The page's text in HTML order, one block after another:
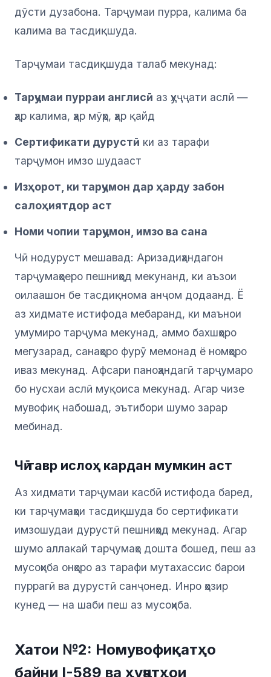
дӯсти дузабона. Тарҷумаи пурра, калима ба
калима ва тасдиқшуда.
Тарҷумаи тасдиқшуда талаб мекунад:
Тарҷумаи пурраи англисӣ аз ҳуҷҷати аслӣ —
ҳар калима, ҳар мӯҳр, ҳар қайд
Сертификати дурустӣ ки аз тарафи
тарҷумон имзо шудааст
Изҳорот, ки тарҷумон дар ҳарду забон
салоҳиятдор аст
Номи чопии тарҷумон, имзо ва сана
Чӣ нодуруст мешавад: Аризадиҳандагон
тарҷумаҳоеро пешниҳод мекунанд, ки аъзои
оилаашон бе тасдиқнома анҷом додаанд. Ё
аз хидмате истифода мебаранд, ки маънои
умумиро тарҷума мекунад, аммо бахшҳоро
мегузарад, санаҳоро фурӯ мемонад ё номҳоро
иваз мекунад. Афсари паноҳандагӣ тарҷумаро
бо нусхаи аслӣ муқоиса мекунад. Агар чизе
мувофиқ набошад, эътибори шумо зарар
мебинад.
Чӣ тавр ислоҳ кардан мумкин аст
Аз хидмати тарҷумаи касбӣ истифода баред,
ки тарҷумаҳои тасдиқшуда бо сертификати
имзошудаи дурустӣ пешниҳод мекунад. Агар
шумо аллакай тарҷумаҳо дошта бошед, пеш аз
мусоҳиба онҳоро аз тарафи мутахассис барои
пуррагӣ ва дурустӣ санҷонед. Инро ҳозир
кунед — на шаби пеш аз мусоҳиба.
Хатои №2: Номувофиқатҳо
байни I-589 ва ҳуҷҷатҳои